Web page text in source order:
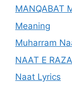
MANQABAT
Meaning
Muharram
NAAT E RAZA
Naat Lyrics